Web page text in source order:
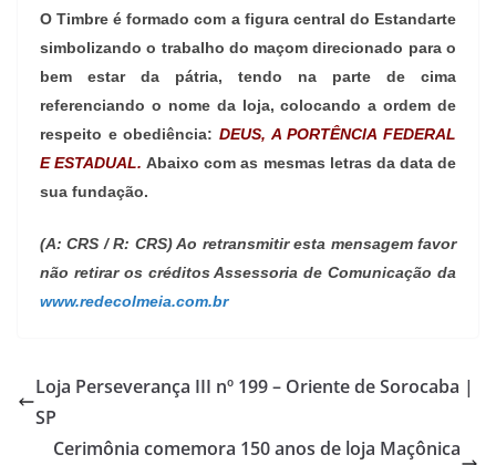
O Timbre é formado com a figura central do Estandarte
simbolizando o trabalho do maçom direcionado para o
bem estar da pátria, tendo na parte de cima
referenciando o nome da loja, colocando a ordem de
respeito e obediência: DEUS, A PORTÊNCIA FEDERAL
E ESTADUAL.Abaixo com as mesmas letras da data de
sua fundação.
(A: CRS / R: CRS) Ao retransmitir esta mensagem favor
não retirar os créditos Assessoria de Comunicação da
www.redecolmeia.com.br
Loja Perseverança III nº 199 – Oriente de Sorocaba |
SP
Cerimônia comemora 150 anos de loja Maçônica